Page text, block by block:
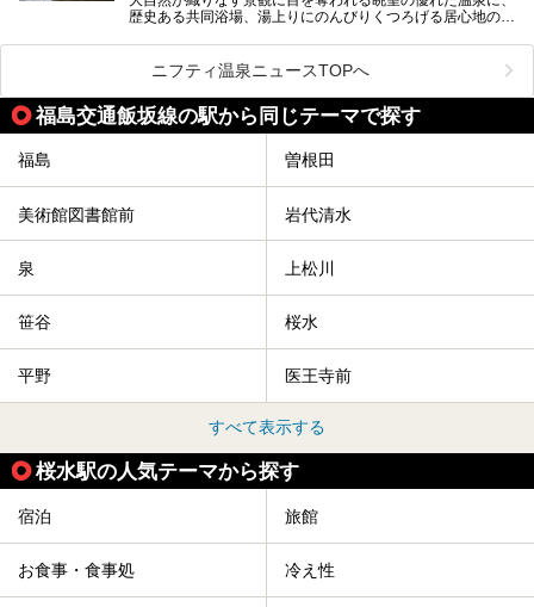
歴史ある共同浴場、湯上りにのんびりくつろげる居心地のい
スーパー銭湯など、多種多様な温浴施設が割拠する福島県。
今回は、そんな福島県にある温浴施設のなかから、筆者が
「一度訪ねてみたい」と気になっている魅力的な施設を5件
ピックアップして紹介します。
※2021/07/21時点の情報です。
ニフティ温泉ニュースTOPへ
福島交通飯坂線の駅から同じテーマで探す
福島 曽根田
美術館図書館前 岩代清水
泉 上松川
笹谷 桜水
平野 医王寺前
すべて表示する
桜水駅の人気テーマから探す
宿泊 旅館
お食事・食事処 冷え性